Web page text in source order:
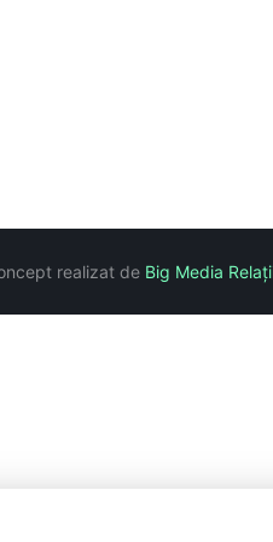
realizat de Big Media